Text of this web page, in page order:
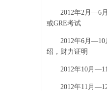
2012年2月—6月
或GRE考试
2012年6月—10月
绍，财力证明
2012年10月—11
2012年11月—12